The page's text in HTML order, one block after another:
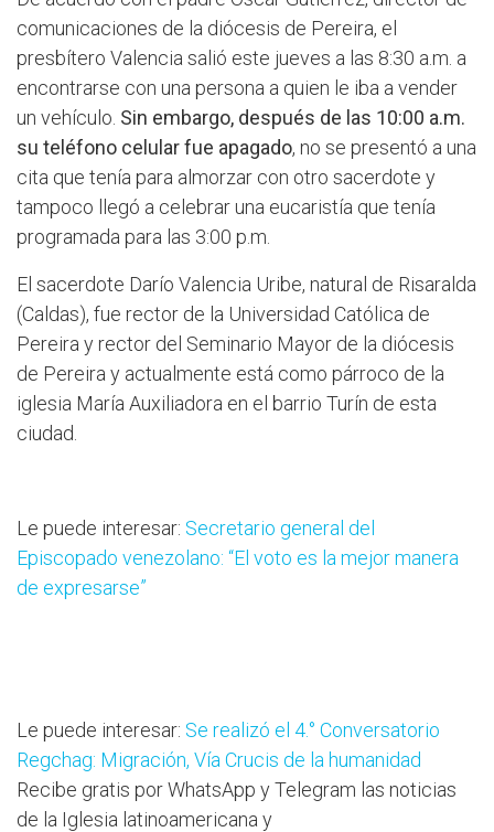
comunicaciones de la diócesis de Pereira, el
presbítero Valencia salió este jueves a las 8:30 a.m. a
encontrarse con una persona a quien le iba a vender
un vehículo. Sin embargo, después de las 10:00 a.m.
su teléfono celular fue apagado, no se presentó a una
cita que tenía para almorzar con otro sacerdote y
tampoco llegó a celebrar una eucaristía que tenía
programada para las 3:00 p.m.
El sacerdote Darío Valencia Uribe, natural de Risaralda
(Caldas), fue rector de la Universidad Católica de
Pereira y rector del Seminario Mayor de la diócesis
de Pereira y actualmente está como párroco de la
iglesia María Auxiliadora en el barrio Turín de esta
ciudad.
Le puede interesar: Secretario general del
Episcopado venezolano: “El voto es la mejor manera
de expresarse”
Le puede interesar: Se realizó el 4.° Conversatorio
Regchag: Migración, Vía Crucis de la humanidad
Recibe gratis por WhatsApp y Telegram las noticias
de la Iglesia latinoamericana y